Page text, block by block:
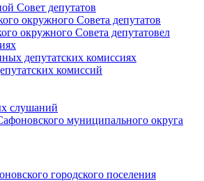
Совет депутатов
окружного Совета депутатов
окружного Совета депутатовел
депутатских комиссиях
комиссий
слушаний
муниципального округа
городского поселения